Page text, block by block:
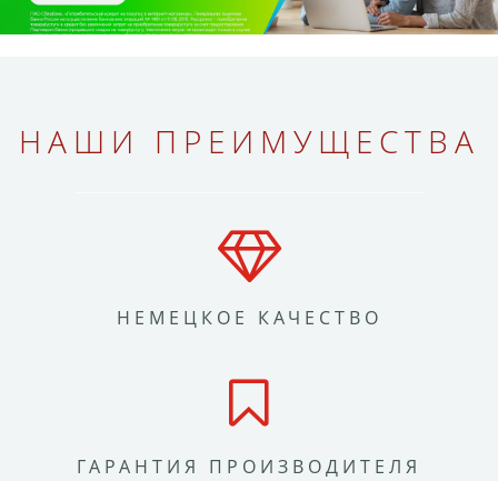
НАШИ ПРЕИМУЩЕСТВА
НЕМЕЦКОЕ КАЧЕСТВО
ГАРАНТИЯ ПРОИЗВОДИТЕЛЯ